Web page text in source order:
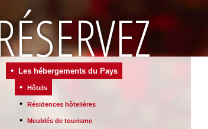
•Les hébergements du Pays
•Hôtels
•Résidences hôtelières
•Meublés de tourisme